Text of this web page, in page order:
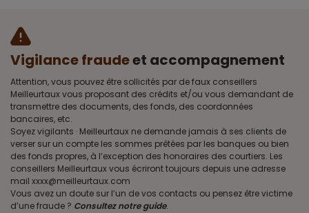
Vigilance fraudeet accompagnement
Attention, vous pouvez être sollicités par de faux conseillers
Meilleurtaux vous proposant des crédits et/ou vous demandant de
transmettre des documents, des fonds, des coordonnées
bancaires, etc.
Soyez vigilants · Meilleurtaux ne demande jamais à ses clients de
verser sur un compte les sommes prêtées par les banques ou bien
des fonds propres, à l’exception des honoraires des courtiers. Les
conseillers Meilleurtaux vous écriront toujours depuis une adresse
mail xxxx@meilleurtaux.com
Vous avez un doute sur l’un de vos contacts ou pensez être victime
d’une fraude ? Consultez notre guide.